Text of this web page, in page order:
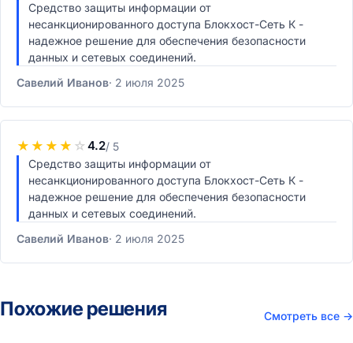
Средство защиты информации от
несанкционированного доступа Блокхост-Сеть К -
надежное решение для обеспечения безопасности
данных и сетевых соединений.
Савелий Иванов 2 июля 2025
★ ★ ★ ★ ☆4.2/ 5
Средство защиты информации от
несанкционированного доступа Блокхост-Сеть К -
надежное решение для обеспечения безопасности
данных и сетевых соединений.
Савелий Иванов 2 июля 2025
Похожие решения Смотреть все →